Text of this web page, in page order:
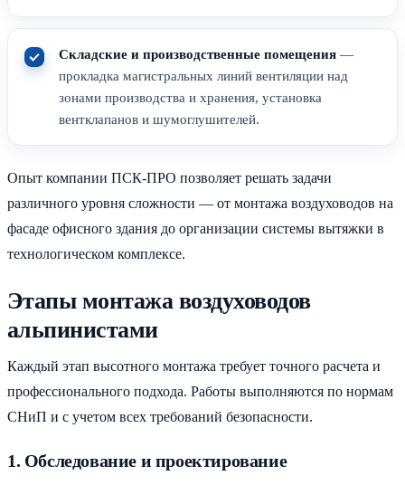
Складские и производственные помещения —
прокладка магистральных линий вентиляции над
зонами производства и хранения, установка
вентклапанов и шумоглушителей.
Опыт компании ПСК-ПРО позволяет решать задачи
различного уровня сложности — от монтажа воздуховодов на
фасаде офисного здания до организации системы вытяжки в
технологическом комплексе.
Этапы монтажа воздуховодов
альпинистами
Каждый этап высотного монтажа требует точного расчета и
профессионального подхода. Работы выполняются по нормам
СНиП и с учетом всех требований безопасности.
1. Обследование и проектирование